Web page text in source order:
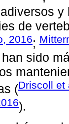
de
2016;
sido
(Driscoll et
).